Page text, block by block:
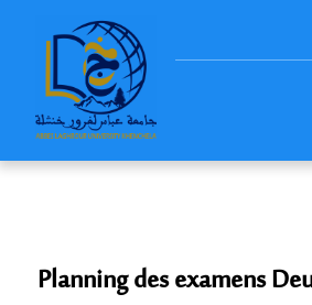
Planning des examens